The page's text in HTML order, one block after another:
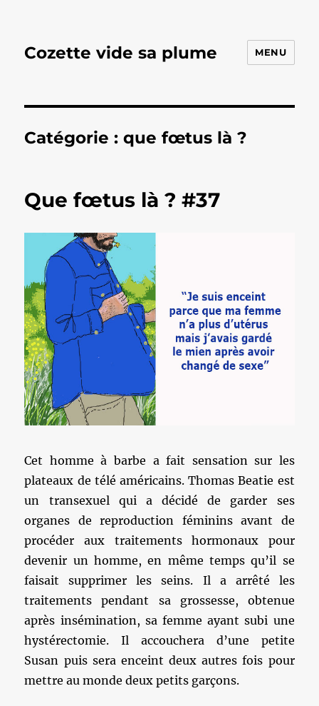
Cozette vide sa plume MENU
Catégorie :que fœtus là ?
Que fœtus là ? #37
Cet homme à barbe a fait sensation sur les
plateaux de télé américains. Thomas Beatie est
un transexuel qui a décidé de garder ses
organes de reproduction féminins avant de
procéder aux traitements hormonaux pour
devenir un homme, en même temps qu’il se
faisait supprimer les seins. Il a arrêté les
traitements pendant sa grossesse, obtenue
après insémination, sa femme ayant subi une
hystérectomie. Il accouchera d’une petite
Susan puis sera enceint deux autres fois pour
mettre au monde deux petits garçons.